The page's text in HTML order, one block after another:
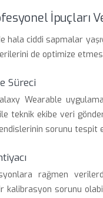
İpuçları
hala ciddi sapmalar
de optimize
Süreci
Wearable
teknik ekibe veri
sorunu tespit
rağmen
kalibrasyon sorunu